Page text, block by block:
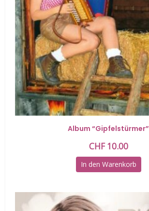
Album “Gipfelstürmer”
CHF10.00
In den Warenkorb